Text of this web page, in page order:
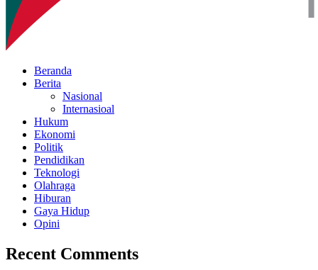
Beranda
Berita
Nasional
Internasioal
Hukum
Ekonomi
Politik
Pendidikan
Teknologi
Olahraga
Hiburan
Gaya Hidup
Opini
Recent Comments